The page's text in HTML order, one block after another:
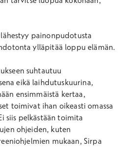
painonpudotusta
ylläpitää loppu elämän.
suhtautuu
eikä laihdutuskuurina,
ensimmäistä kertaa,
toimivat ihan oikeasti omassa
siis pelkästään toimita
ohjeiden, kuten
mukaan, Sirpa